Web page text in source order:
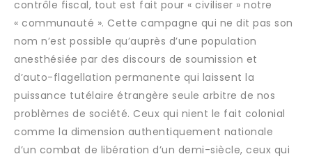
contrôle fiscal, tout est fait pour « civiliser » notre
« communauté ». Cette campagne qui ne dit pas son
nom n’est possible qu’auprès d’une population
anesthésiée par des discours de soumission et
d’auto-flagellation permanente qui laissent la
puissance tutélaire étrangère seule arbitre de nos
problèmes de société. Ceux qui nient le fait colonial
comme la dimension authentiquement nationale
d’un combat de libération d’un demi-siècle, ceux qui